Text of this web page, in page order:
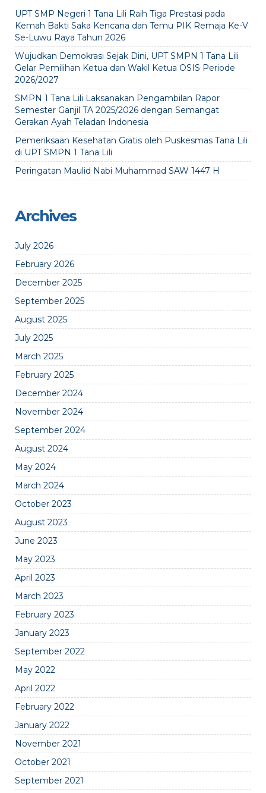
UPT SMP Negeri 1 Tana Lili Raih Tiga Prestasi pada
Kemah Bakti Saka Kencana dan Temu PIK Remaja Ke-V
Se-Luwu Raya Tahun 2026
Wujudkan Demokrasi Sejak Dini, UPT SMPN 1 Tana Lili
Gelar Pemilihan Ketua dan Wakil Ketua OSIS Periode
2026/2027
SMPN 1 Tana Lili Laksanakan Pengambilan Rapor
Semester Ganjil TA 2025/2026 dengan Semangat
Gerakan Ayah Teladan Indonesia
Pemeriksaan Kesehatan Gratis oleh Puskesmas Tana Lili
di UPT SMPN 1 Tana Lili
Peringatan Maulid Nabi Muhammad SAW 1447 H
Archives
July 2026
February 2026
December 2025
September 2025
August 2025
July 2025
March 2025
February 2025
December 2024
November 2024
September 2024
August 2024
May 2024
March 2024
October 2023
August 2023
June 2023
May 2023
April 2023
March 2023
February 2023
January 2023
September 2022
May 2022
April 2022
February 2022
January 2022
November 2021
October 2021
September 2021